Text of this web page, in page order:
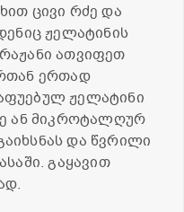
ცივი რძე და
ჟელატინის
ათვიფეთ
ერთად
ჟელატინი
ან მიკროტალღურ
და წვრილი
გაყავით